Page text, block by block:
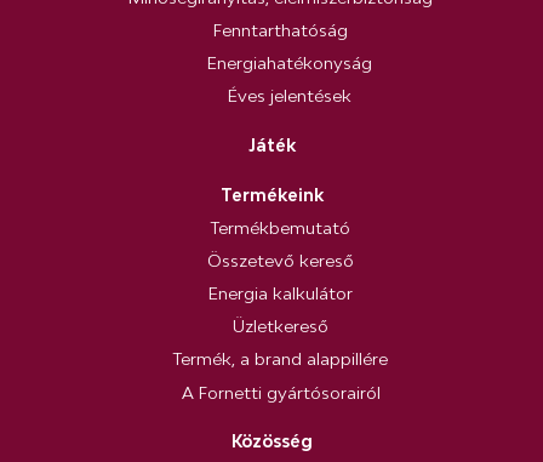
Fenntarthatóság
Energiahatékonyság
Éves jelentések
Játék
Termékeink
Termékbemutató
Összetevő kereső
Energia kalkulátor
Üzletkereső
Termék, a brand alappillére
A Fornetti gyártósorairól
Közösség